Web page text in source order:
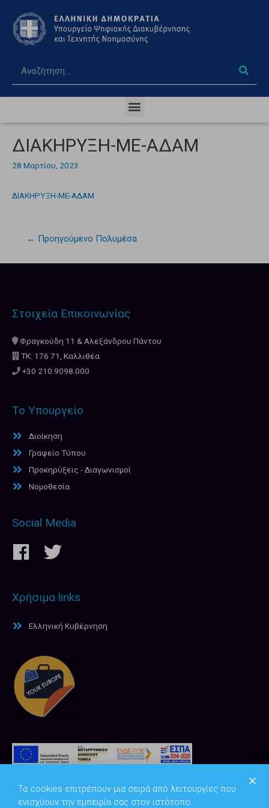
ΔΙΑΚΗΡΥΞΗ-ΜΕ-ΑΔΑΜ
28 Μαρτίου, 2023
ΔΙΑΚΗΡΥΞΗ-ΜΕ-ΑΔΑΜ
← Προηγούμενο Πολυμέσα
Στοιχεία Επικοινωνίας
Φραγκούδη 11 & Αλεξάνδρου Πάντου
ΤΚ: 176 71, Καλλιθέα
+30 210.9098.000
Το Υπουργείο
Διοίκηση
Γραφείο Τύπου
Προκηρύξεις - Διαγωνισμοί
Νομοθεσία
Social Media
Χρήσιμα links
Ελληνική Κυβέρνηση
Τα cookies επιτρέπουν μια σειρά από λειτουργίες που
ενισχύουν την εμπειρία σας στον ιστότοπο.